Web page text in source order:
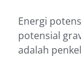
Energi
potensial
adalah